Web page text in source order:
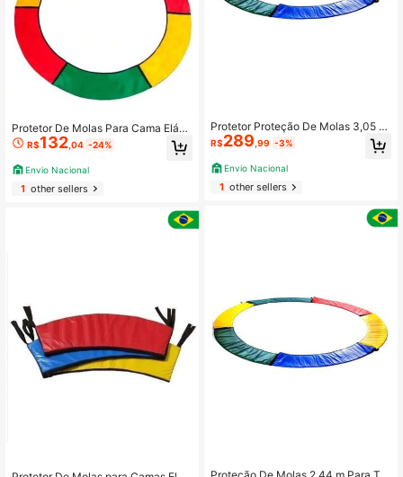
Protetor De Molas Para Cama Elásti
ca Redonda – Diversão Garantida
R$132,04 -24%
Envio Nacional
1other sellers
Protetor Proteção De Molas 3,05 M
etros De Diâmetro Pula Pula - Excel
ência na Qualidade e Alta Durabilid
ade.
R$289 ,99 -3%
Envio Nacional
1other sellers